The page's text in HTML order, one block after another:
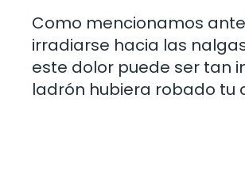
Como mencionamos
irradiarse hacia las
este dolor puede ser tan
ladrón hubiera robado tu